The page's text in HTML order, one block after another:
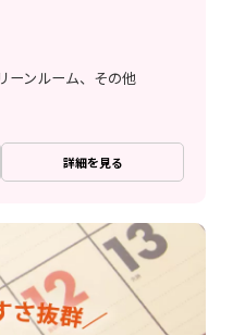
ーンルーム、その他
詳細を見る